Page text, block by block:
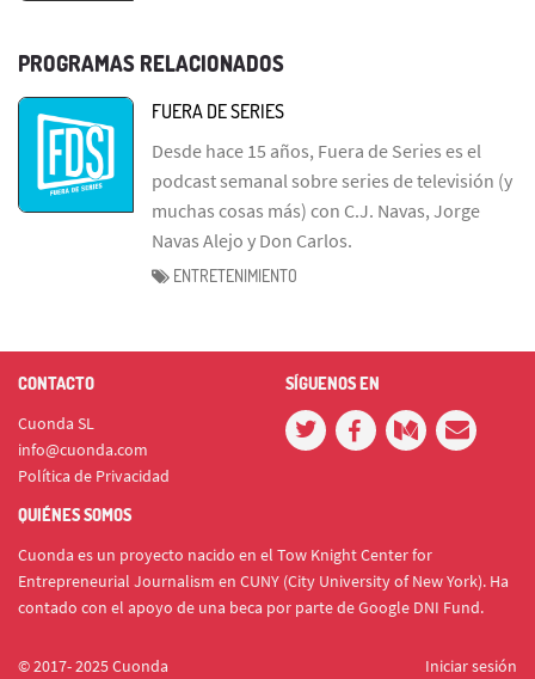
PROGRAMAS RELACIONADOS
FUERA DE SERIES
Desde hace 15 años, Fuera de Series es el
podcast semanal sobre series de televisión (y
muchas cosas más) con C.J. Navas, Jorge
Navas Alejo y Don Carlos.
ENTRETENIMIENTO
CONTACTO
Cuonda SL
info@cuonda.com
Política de Privacidad
SÍGUENOS EN
QUIÉNES SOMOS
Cuonda es un proyecto nacido en el Tow Knight Center for
Entrepreneurial Journalism en CUNY (City University of New York). Ha
contado con el apoyo de una beca por parte de Google DNI Fund.
© 2017- 2025 Cuonda Iniciar sesión